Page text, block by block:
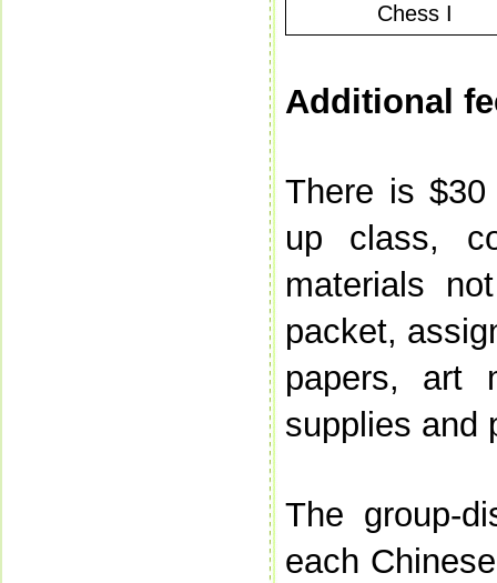
Chess I
Additional
There is
up class,
materials
packet,
papers, art
supplies and
The group-
each